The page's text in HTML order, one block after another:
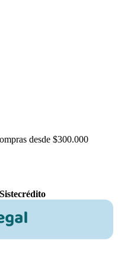
desde $300.000
Sistecrédito